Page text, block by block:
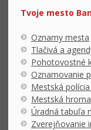
Tvoje mesto
Oznamy mesta
Tlačivá a
Pohotovostné
Oznamovanie
Mestská
Mestská
Úradná tabuľa
Zverejňovanie